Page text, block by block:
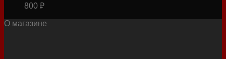
800 ₽
О магазине